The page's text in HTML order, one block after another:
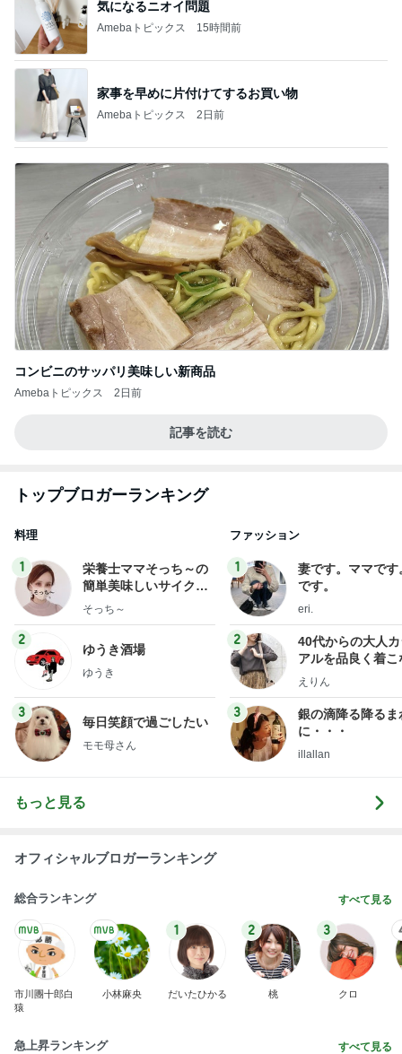
気になるニオイ問題
Amebaトピックス 15時間前
家事を早めに片付けてするお買い物
Amebaトピックス 2日前
コンビニのサッパリ美味しい新商品
Amebaトピックス 2日前
記事を読む
トップブロガーランキング
料理
1
栄養士ママそっち～の
簡単美味しいサイクル
献立
そっち～
2
ゆうき酒場
ゆうき
3
毎日笑顔で過ごしたい
モモ母さん
ファッション
1
妻です。ママです
です。
eri.
2
40代からの大人
アルを品良く着こ
ファッションブロ
えりん
3
銀の滴降る降るま
に・・・
illallan
もっと見る
オフィシャルブロガーランキング
総合ランキング すべて見る
市川團十郎白
猿
小林麻央
1
だいたひかる
2
桃
3
クロ
急上昇ランキング すべて見る